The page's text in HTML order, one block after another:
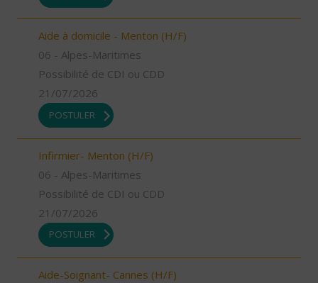
Aide à domicile - Menton (H/F)
06 - Alpes-Maritimes
Possibilité de CDI ou CDD
21/07/2026
POSTULER
Infirmier- Menton (H/F)
06 - Alpes-Maritimes
Possibilité de CDI ou CDD
21/07/2026
POSTULER
Aide-Soignant- Cannes (H/F)